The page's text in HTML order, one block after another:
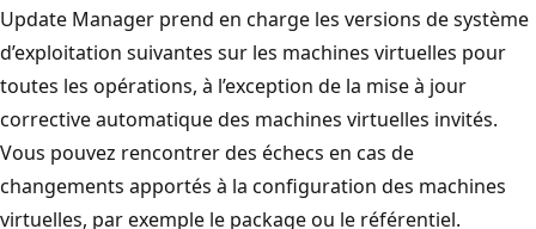
Update Manager prend en charge les versions de système
d’exploitation suivantes sur les machines virtuelles pour
toutes les opérations, à l’exception de la mise à jour
corrective automatique des machines virtuelles invités.
Vous pouvez rencontrer des échecs en cas de
changements apportés à la configuration des machines
virtuelles, par exemple le package ou le référentiel.